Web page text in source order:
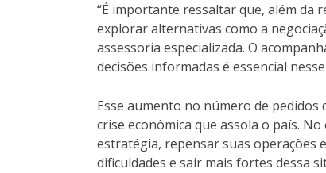
“É importante ressaltar que, além da
explorar alternativas como a
assessoria especializada. O
decisões informadas é essencial
Esse aumento no número de
crise econômica que assola o país.
estratégia, repensar suas operações
dificuldades e sair mais fortes dessa